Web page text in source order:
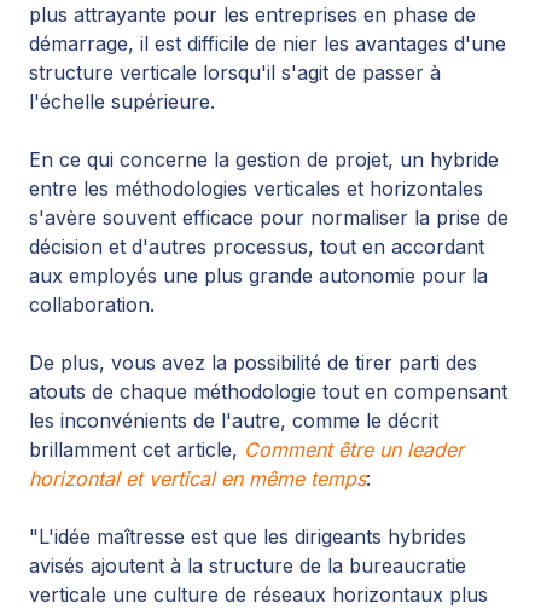
plus attrayante pour les entreprises en phase de
démarrage, il est difficile de nier les avantages d'une
structure verticale lorsqu'il s'agit de passer à
l'échelle supérieure.
En ce qui concerne la gestion de projet, un hybride
entre les méthodologies verticales et horizontales
s'avère souvent efficace pour normaliser la prise de
décision et d'autres processus, tout en accordant
aux employés une plus grande autonomie pour la
collaboration.
De plus, vous avez la possibilité de tirer parti des
atouts de chaque méthodologie tout en compensant
les inconvénients de l'autre, comme le décrit
brillamment cet article, Comment être un leader
horizontal et vertical en même temps:
"L'idée maîtresse est que les dirigeants hybrides
avisés ajoutent à la structure de la bureaucratie
verticale une culture de réseaux horizontaux plus